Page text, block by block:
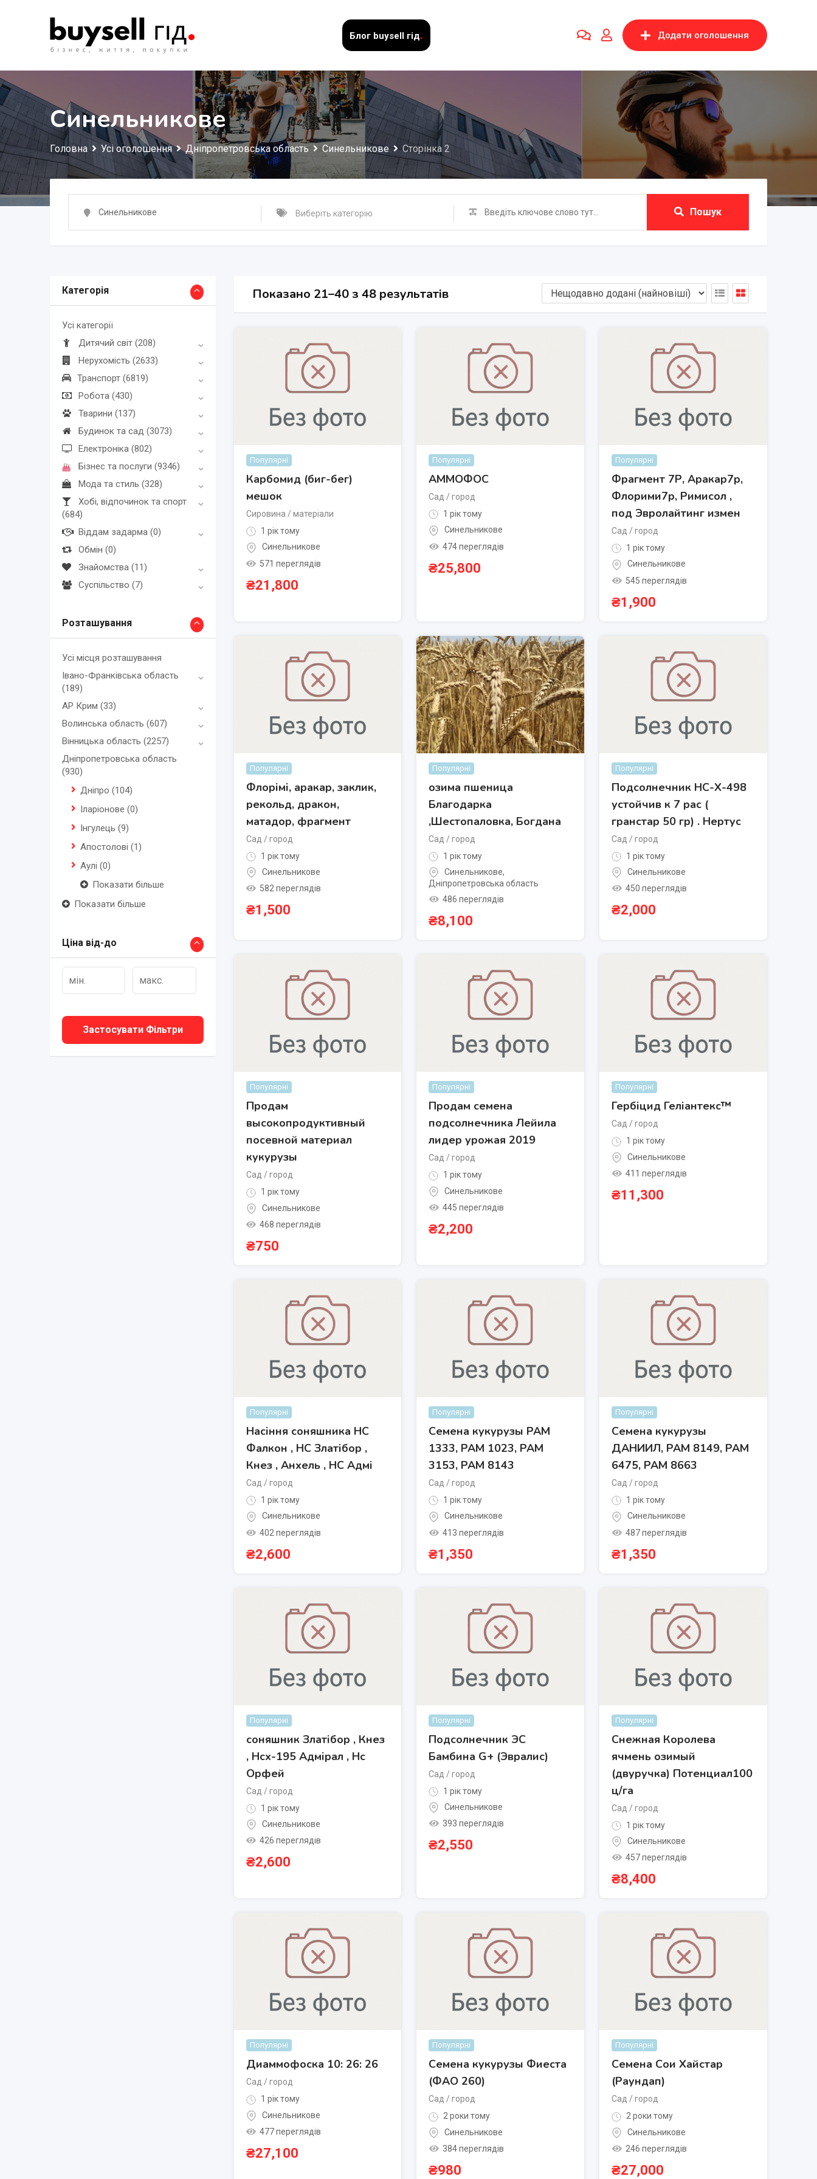
Блог buysell гід. Додати оголошення
Синельникове
Головна Усі оголошення Дніпропетровська область Синельникове Сторінка 2
Пошук
Категорія
Усі категорії
Дитячий світ (208)
Нерухомість (2633)
Транспорт (6819)
Робота (430)
Тварини (137)
Будинок та сад (3073)
Електроніка (802)
Бізнес та послуги (9346)
Мода та стиль (328)
Хобі, відпочинок та спорт
(684)
Віддам задарма (0)
Обмін (0)
Знайомства (11)
Суспільство (7)
Розташування
Усі місця розташування
Івано-Франківська область
(189)
АР Крим (33)
Волинська область (607)
Вінницька область (2257)
Дніпропетровська область
(930)
Дніпро (104)
Іларіонове (0)
Інгулець (9)
Апостолові (1)
Аулі (0)
Показати більше
Показати більше
Ціна від-до
Застосувати Фільтри
Показано 21–40 з 48 результатів
Популярні
Карбомид (биг-бег)
мешок
Сировина / матеріали
1 рік тому
Синельникове
571 переглядів
₴21,800
Популярні
АММОФОС
Сад / город
1 рік тому
Синельникове
474 переглядів
₴25,800
Популярні
Фрагмент 7Р, Аракар7р,
Флорими7р, Римисол ,
под Эвролайтинг измен
Сад / город
1 рік тому
Синельникове
545 переглядів
₴1,900
Популярні
Флорімі, аракар, заклик,
рекольд, дракон,
матадор, фрагмент
Сад / город
1 рік тому
Синельникове
582 переглядів
₴1,500
Популярні
озима пшеница
Благодарка
,Шестопаловка, Богдана
Сад / город
1 рік тому
Синельникове,
Дніпропетровська область
486 переглядів
₴8,100
Популярні
Подсолнечник НС-Х-498
устойчив к 7 рас (
гранстар 50 гр) . Нертус
Сад / город
1 рік тому
Синельникове
450 переглядів
₴2,000
Популярні
Продам
высокопродуктивный
посевной материал
кукурузы
Сад / город
1 рік тому
Синельникове
468 переглядів
₴750
Популярні
Продам семена
подсолнечника Лейила
лидер урожая 2019
Сад / город
1 рік тому
Синельникове
445 переглядів
₴2,200
Популярні
Гербіцид Геліантекс™
Сад / город
1 рік тому
Синельникове
411 переглядів
₴11,300
Популярні
Насіння соняшника НС
Фалкон , НС Златібор ,
Кнез , Анхель , НС Адмі
Сад / город
1 рік тому
Синельникове
402 переглядів
₴2,600
Популярні
Семена кукурузы РАМ
1333, РАМ 1023, РАМ
3153, РАМ 8143
Сад / город
1 рік тому
Синельникове
413 переглядів
₴1,350
Популярні
Семена кукурузы
ДАНИИЛ, РАМ 8149, РАМ
6475, РАМ 8663
Сад / город
1 рік тому
Синельникове
487 переглядів
₴1,350
Популярні
соняшник Златібор , Кнез
, Нсх-195 Адмірал , Нс
Орфей
Сад / город
1 рік тому
Синельникове
426 переглядів
₴2,600
Популярні
Подсолнечник ЭС
Бамбина G+ (Эвралис)
Сад / город
1 рік тому
Синельникове
393 переглядів
₴2,550
Популярні
Снежная Королева
ячмень озимый
(двуручка) Потенциал100
ц/га
Сад / город
1 рік тому
Синельникове
457 переглядів
₴8,400
Популярні
Диаммофоска 10: 26: 26
Сад / город
1 рік тому
Синельникове
477 переглядів
₴27,100
Популярні
Семена кукурузы Фиеста
(ФАО 260)
Сад / город
2 роки тому
Синельникове
384 переглядів
₴980
Популярні
Семена Сои Хайстар
(Раундап)
Сад / город
2 роки тому
Синельникове
246 переглядів
₴27,000